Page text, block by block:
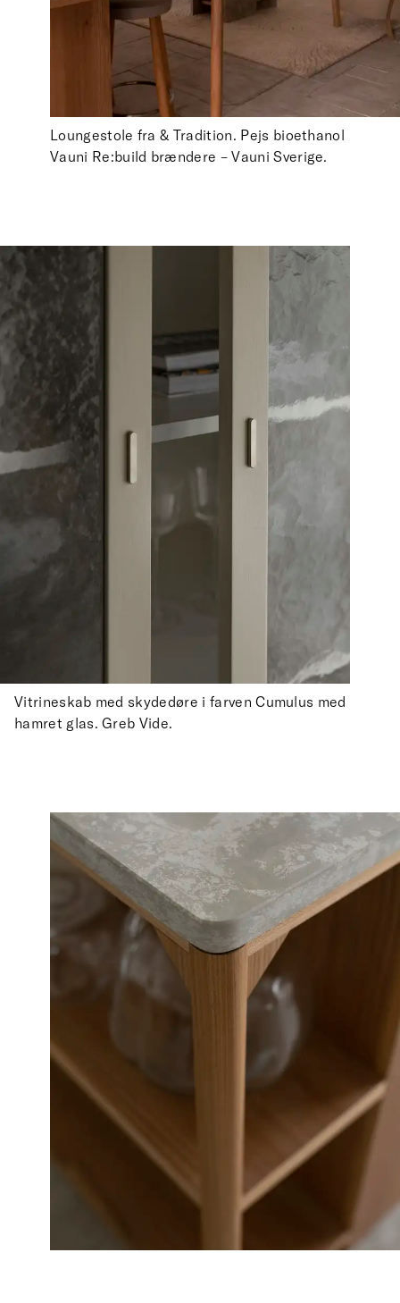
Loungestole fra & Tradition. Pejs bioethanol
Vauni Re:build brændere – Vauni Sverige.
Vitrineskab med skydedøre i farven Cumulus med
hamret glas. Greb Vide.